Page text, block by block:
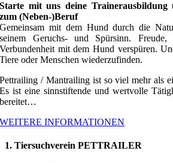
Starte mit uns deine
zum (Neben-)Beruf
Gemeinsam mit dem Hund durch die
seinem Geruchs- und Spürsinn.
Verbundenheit mit dem Hund verspüren.
Tiere oder Menschen wiederzufinden.
Pettrailing / Mantrailing ist so viel mehr als
Es ist eine sinnstiftende und wertvolle
bereitet…
WEITERE INFORMATIONEN
1. Tiersuchverein PETTRAILER